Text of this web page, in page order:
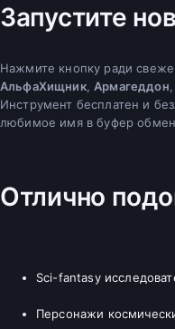
Запустите
Нажмите кнопку ради
АльфаХищник, Армагеддон,
Инструмент бесплатен и
любимое имя в буфер
Отлично
Sci-fantasy
Персонажи